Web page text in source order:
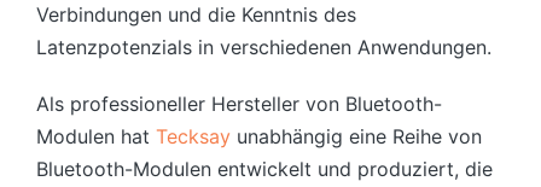
Verbindungen und die Kenntnis des
Latenzpotenzials in verschiedenen Anwendungen.
Als professioneller Hersteller von Bluetooth-
Modulen hat Tecksay unabhängig eine Reihe von
Bluetooth-Modulen entwickelt und produziert, die